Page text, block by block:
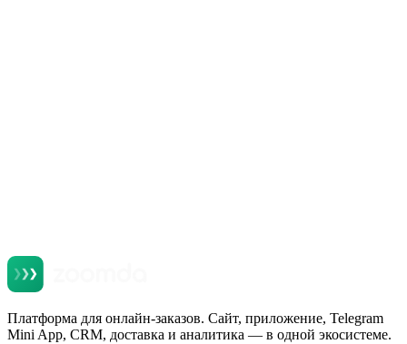
Платформа для онлайн-заказов. Сайт, приложение, Telegram
Mini App, CRM, доставка и аналитика — в одной экосистеме.